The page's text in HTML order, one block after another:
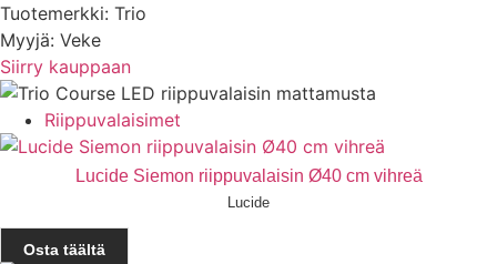
Tuotemerkki: Trio
Myyjä: Veke
Siirry kauppaan
Riippuvalaisimet
Lucide Siemon riippuvalaisin Ø40 cm vihreä
Lucide
Osta täältä